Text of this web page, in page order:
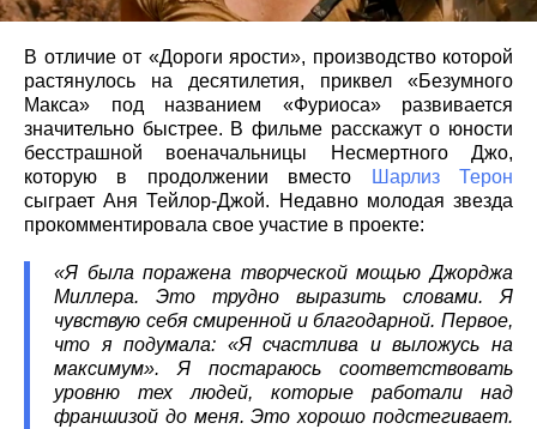
В отличие от «Дороги ярости», производство которой
растянулось на десятилетия, приквел «Безумного
Макса» под названием «Фуриоса» развивается
значительно быстрее. В фильме расскажут о юности
бесстрашной военачальницы Несмертного Джо,
которую в продолжении вместо
Шарлиз Терон
сыграет Аня Тейлор-Джой. Недавно молодая звезда
прокомментировала свое участие в проекте:
«Я была поражена творческой мощью Джорджа
Миллера. Это трудно выразить словами. Я
чувствую себя смиренной и благодарной. Первое,
что я подумала: «Я счастлива и выложусь на
максимум». Я постараюсь соответствовать
уровню тех людей, которые работали над
франшизой до меня. Это хорошо подстегивает.